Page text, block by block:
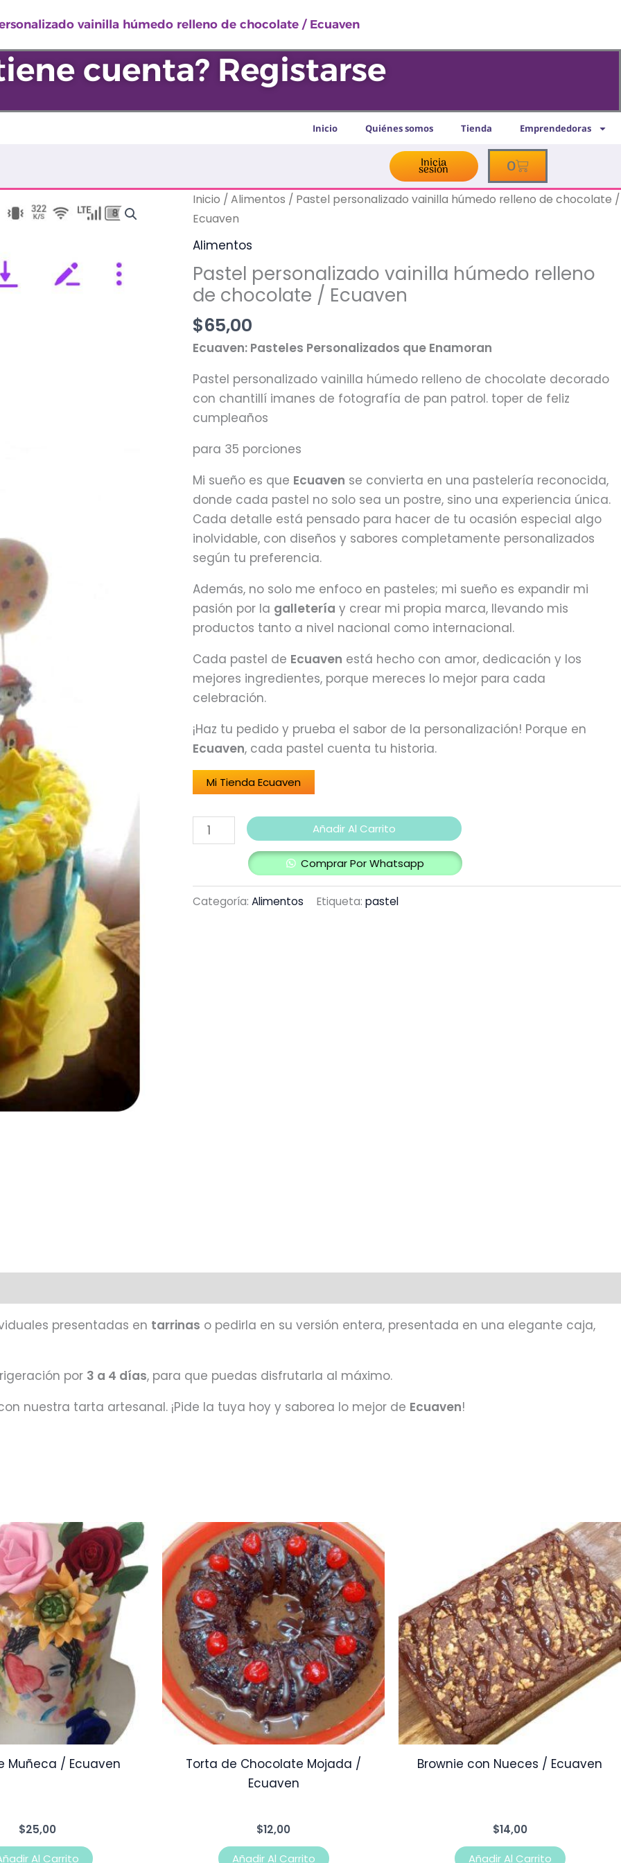
vainilla húmedo relleno de chocolate / Ecuaven
cuenta? Registarse
Inicio Quiénes somos Tienda Emprendedoras
Inicia
sesión 0
Cart
Inicio / Alimentos / Pastel personalizado vainilla húmedo relleno de chocolate /
Ecuaven
Alimentos
Pastel personalizado vainilla húmedo relleno
de chocolate / Ecuaven
$65,00
Ecuaven: Pasteles Personalizados que Enamoran
Pastel personalizado vainilla húmedo relleno de chocolate decorado
con chantillí imanes de fotografía de pan patrol. toper de feliz
cumpleaños
para 35 porciones
Mi sueño es que Ecuaven se convierta en una pastelería reconocida,
donde cada pastel no solo sea un postre, sino una experiencia única.
Cada detalle está pensado para hacer de tu ocasión especial algo
inolvidable, con diseños y sabores completamente personalizados
según tu preferencia.
Además, no solo me enfoco en pasteles; mi sueño es expandir mi
pasión por la galletería y crear mi propia marca, llevando mis
productos tanto a nivel nacional como internacional.
Cada pastel de Ecuaven está hecho con amor, dedicación y los
mejores ingredientes, porque mereces lo mejor para cada
celebración.
¡Haz tu pedido y prueba el sabor de la personalización! Porque en
Ecuaven, cada pastel cuenta tu historia.
Mi Tienda Ecuaven
Pastel
personalizado
vainilla
relleno
de
chocolate
/
Ecuaven
cantidad
Añadir Al Carrito
Comprar Por Whatsapp
Categoría: Alimentos Etiqueta: pastel
presentadas en tarrinas o pedirla en su versión entera, presentada en una elegante caja,
por 3 a 4 días, para que puedas disfrutarla al máximo.
nuestra tarta artesanal. ¡Pide la tuya hoy y saborea lo mejor de Ecuaven!
Muñeca / Ecuaven
$25,00
Al Carrito
Torta de Chocolate Mojada /
Ecuaven
$12,00
Añadir Al Carrito
Brownie con Nueces / Ecuaven
$14,00
Añadir Al Carrito
relleno
de
chocolate
/
cantidad